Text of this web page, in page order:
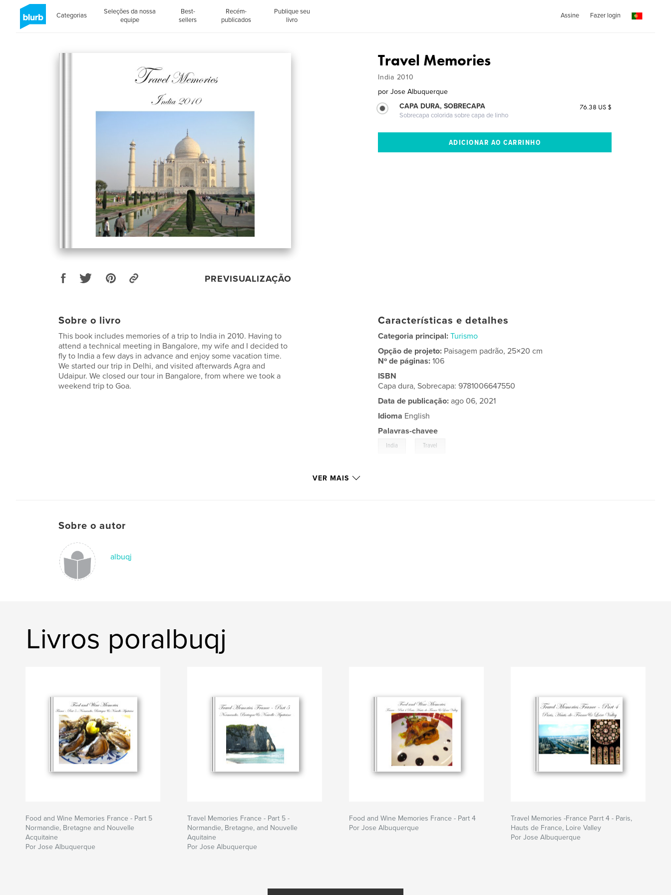
Categorias
Seleções da nossa
equipe
Best-
sellers
Recém-
publicados
Publique seu
livro
Assine Fazer login
PREVISUALIZAÇÃO
Travel Memories
India 2010
por Jose Albuquerque
CAPA DURA, SOBRECAPA
Sobrecapa colorida sobre capa de linho
76.38 US $
Sobre o livro
This book includes memories of a trip to India in 2010. Having to
attend a technical meeting in Bangalore, my wife and I decided to
fly to India a few days in advance and enjoy some vacation time.
We started our trip in Delhi, and visited afterwards Agra and
Udaipur. We closed our tour in Bangalore, from where we took a
weekend trip to Goa.
Características e detalhes
Categoria principal: Turismo
Opção de projeto: Paisagem padrão, 25×20 cm
Nº de páginas:106
ISBN
Capa dura, Sobrecapa: 9781006647550
Data de publicação: ago 06, 2021
Idioma English
Palavras-chavee
India Travel
VER MAIS
Sobre o autor
albuqj
Livros poralbuqj
Food and Wine Memories France - Part 5
Normandie, Bretagne and Nouvelle
Acquitaine
Por Jose Albuquerque
Travel Memories France - Part 5 -
Normandie, Bretagne, and Nouvelle
Aquitaine
Por Jose Albuquerque
Food and Wine Memories France - Part 4
Por Jose Albuquerque
Travel Memories -France Parrt 4 - Paris,
Hauts de France, Loire Valley
Por Jose Albuquerque